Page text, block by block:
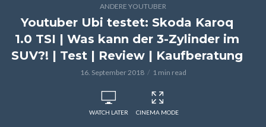
ANDERE YOUTUBER
Youtuber Ubi testet: Skoda Karoq
1.0 TSI | Was kann der 3-Zylinder im
SUV?! | Test | Review | Kaufberatung
16. September 2018 1 min read
WATCH LATER CINEMA MODE